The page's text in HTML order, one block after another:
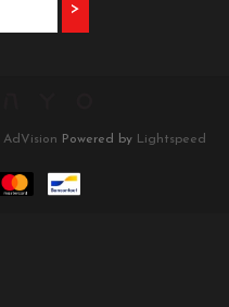
>
AdVision Powered by Lightspeed